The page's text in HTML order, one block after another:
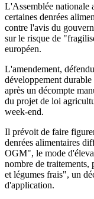
L'Assemblée nationale
certaines denrées
contre l'avis du
sur le risque de
européen.
L'amendement,
développement
après un décompte
du projet de loi
week-end.
Il prévoit de faire
denrées alimentaires
OGM", le mode
nombre de traitements,
et légumes frais", un
d'application.